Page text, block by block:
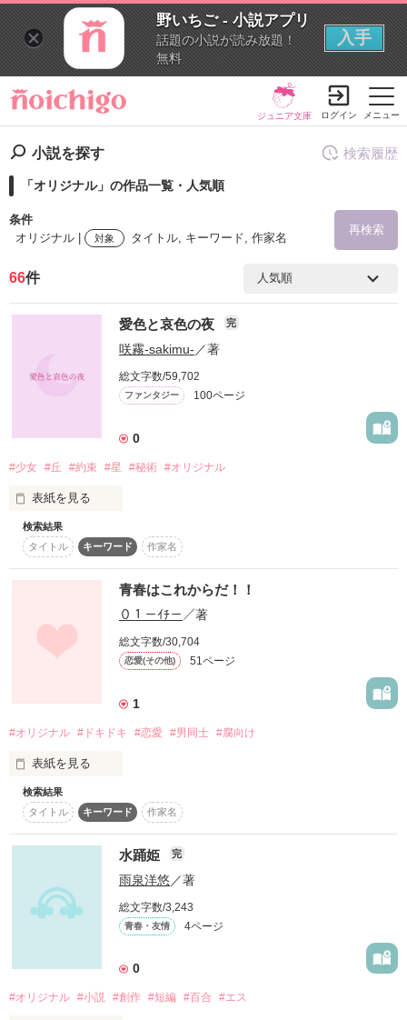
野いちご - 小説アプリ
話題の小説が読み放題！
無料
入手
メニュー
ジュニア文庫 ログイン
小説を探す
「オリジナル」の作品一覧・人気順
条件
オリジナル |
対象 タイトル, キーワード, 作家名
再検索
検索ワード
ステータス 全て 完結
作品の長さについて
超短編で謎をしかけろ！100文字ミステリーコンテスト
復刻！夏の野いちごビギナーズ応援コンテスト～中・長編チ
ャレンジ！～
500文字の不気味なテスト、募集中。
200文字でゾッ！こわい短編コンテスト
スターツ出版小説投稿サイト合同企画「1話からの長編大
検索履歴
66件
愛色と哀色の夜 完
咲霧-sakimu- ／著
総文字数/59,702
ファンタジー 100ページ
0
#少女 #丘 #約束 #星 #秘術 #オリジナル
表紙を見る
「いつか、一緒に行こうね」
「うんっ、絶対ね！」
ある時代、ある場処、
容姿も立場も真逆な、
「大好き」
「うん、……ボクも」
こんな幸せな時がずっと続けばいいと、
……そう思っていたふたつの瞳。
「やぁ、かわいい仔猫ちゃん達」
そんな願いはとある男によって
検索結果
タイトル
キーワード 作家名
青春はこれからだ！！
０１－ｲﾁ－ ／著
総文字数/30,704
恋愛(その他) 51ページ
1
#オリジナル #ドキドキ #恋愛 #男同士 #腐向け
表紙を見る
俺たちは所詮男同士
恋愛なんて
できるはずもない
けれど
検索結果
タイトル
キーワード 作家名
水踊姫 完
雨泉洋悠 ／著
総文字数/3,243
青春・友情 4ページ
0
#オリジナル #小説 #創作 #短編 #百合 #エス